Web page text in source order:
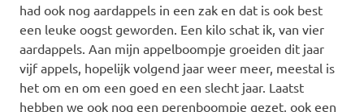
had ook nog aardappels in een zak en dat is ook best
een leuke oogst geworden. Een kilo schat ik, van vier
aardappels. Aan mijn appelboompje groeiden dit jaar
vijf appels, hopelijk volgend jaar weer meer, meestal is
het om en om een goed en een slecht jaar. Laatst
hebben we ook nog een perenboompje gezet, ook een